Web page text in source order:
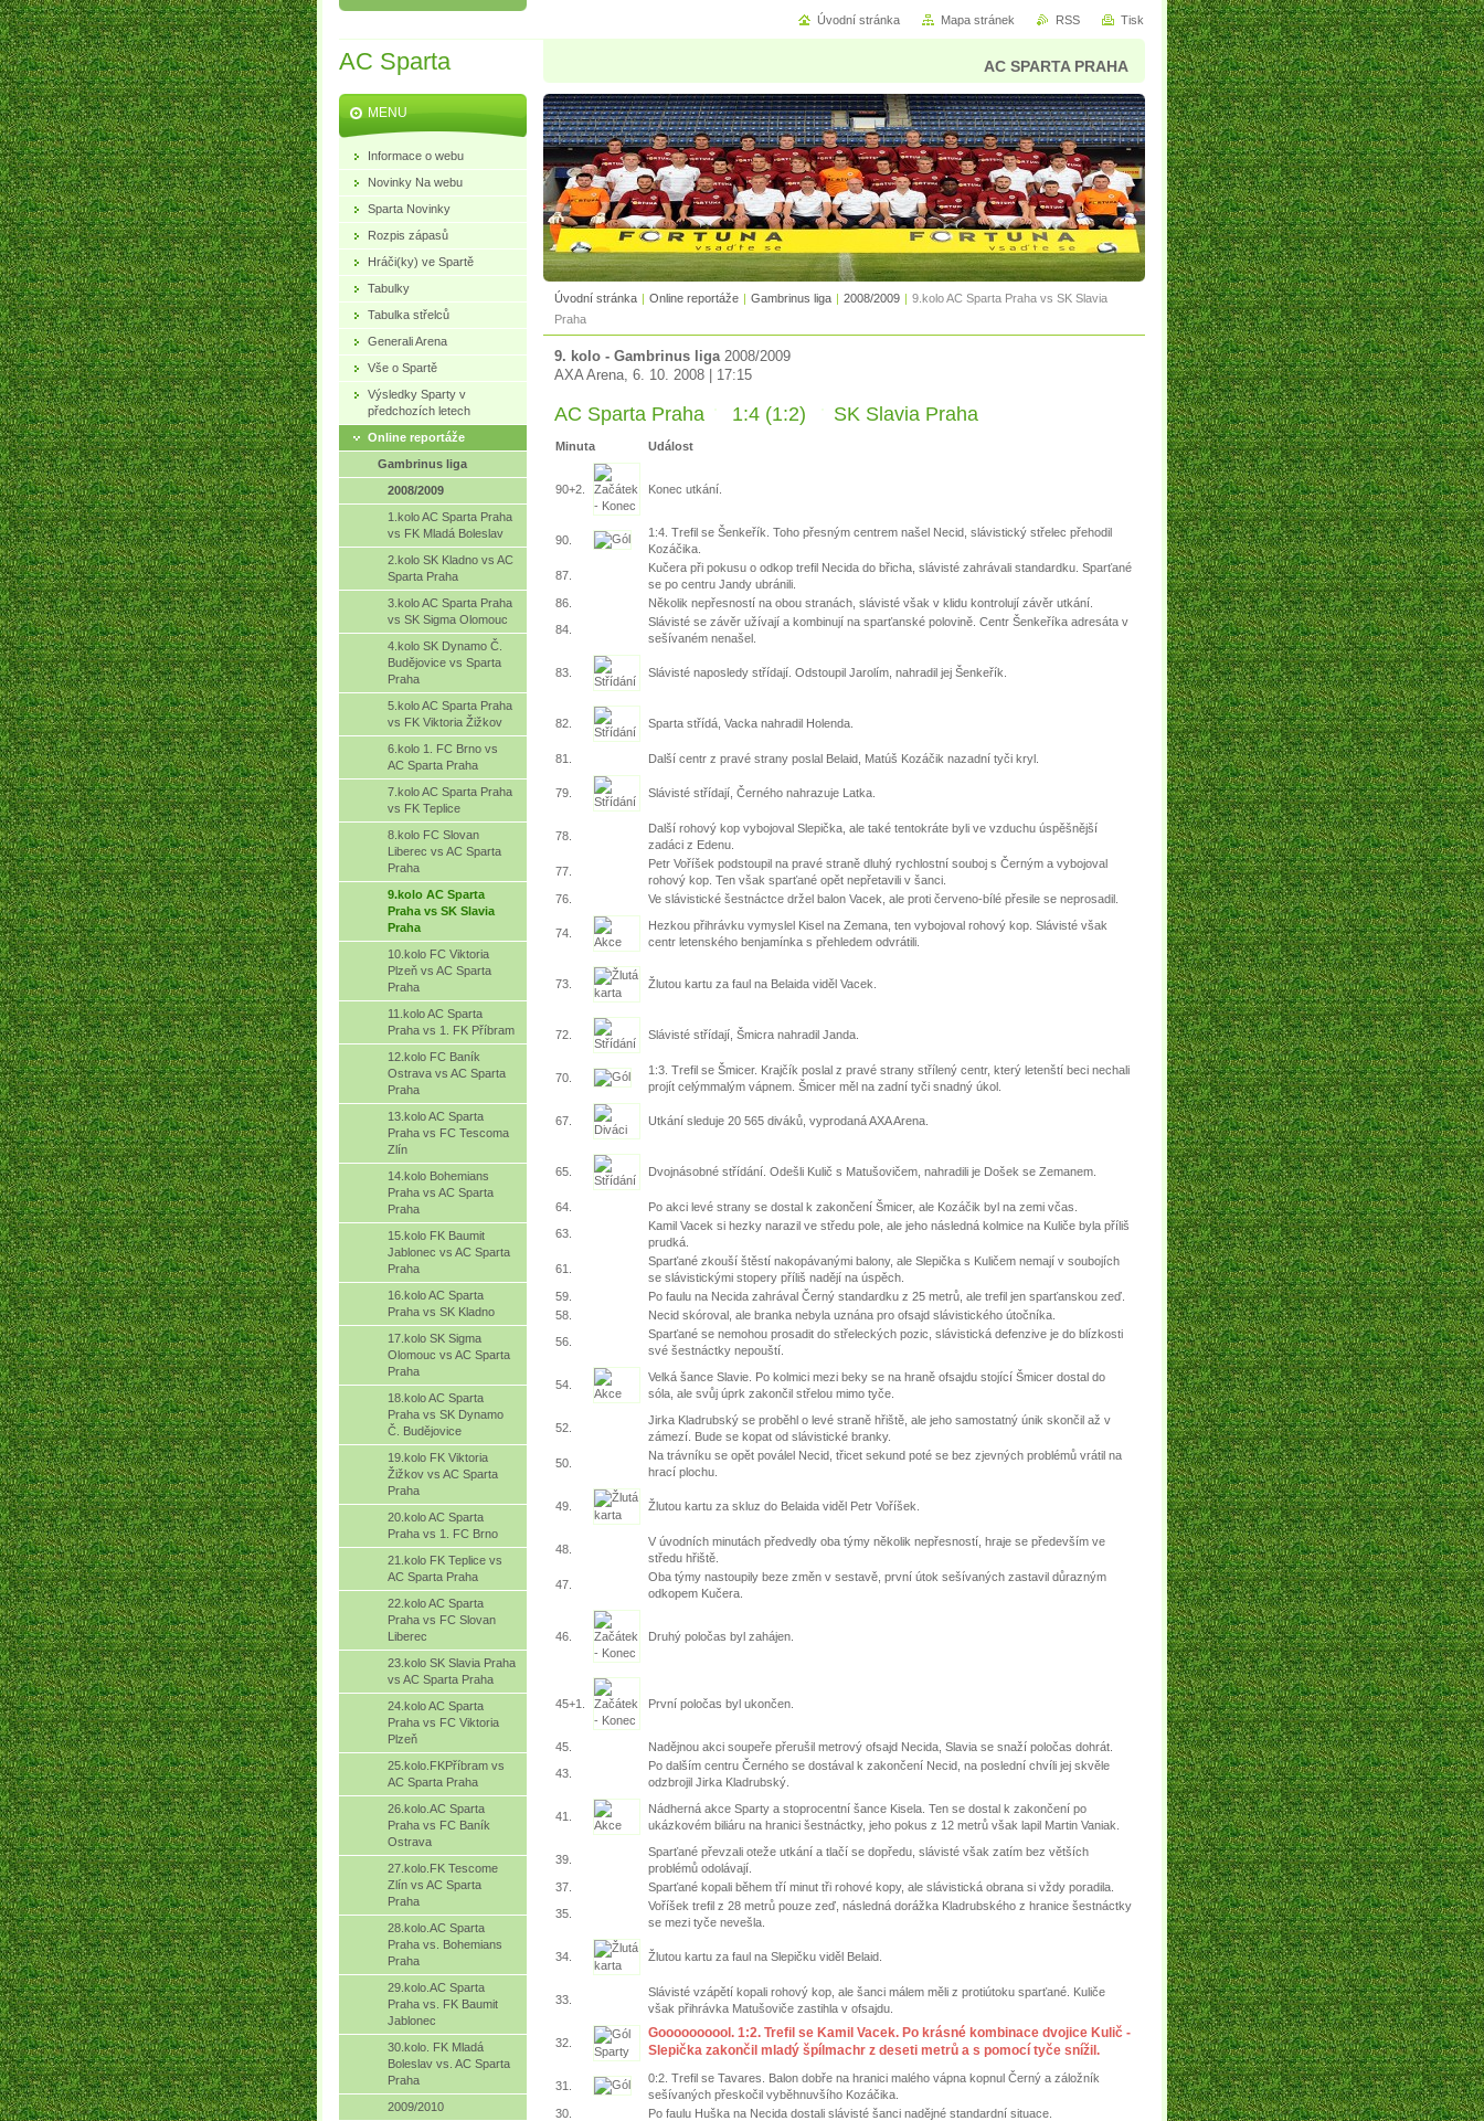
AC Sparta AC SPARTA PRAHA
Úvodní stránka | Online reportáže | Gambrinus liga | 2008/2009 | 9.kolo AC Sparta Praha vs SK Slavia
Praha
9. kolo - Gambrinus liga 2008/2009
AXA Arena, 6. 10. 2008 | 17:15
AC Sparta Praha 1:4 (1:2) SK Slavia Praha
Minuta Událost
90+2. Konec utkání.
90.
1:4. Trefil se Šenkeřík. Toho přesným centrem našel Necid, slávistický střelec přehodil
Kozáčika.
87.
Kučera při pokusu o odkop trefil Necida do břicha, slávisté zahrávali standardku. Sparťané
se po centru Jandy ubránili.
86.
Několik nepřesností na obou stranách, slávisté však v klidu kontrolují závěr utkání.
84.
Slávisté se závěr užívají a kombinují na sparťanské polovině. Centr Šenkeříka adresáta v
sešívaném nenašel.
83. Slávisté naposledy střídají. Odstoupil Jarolím, nahradil jej Šenkeřík.
82. Sparta střídá, Vacka nahradil Holenda.
81. Další centr z pravé strany poslal Belaid, Matúš Kozáčik nazadní tyči kryl.
79. Slávisté střídají, Černého nahrazuje Latka.
78.
Další rohový kop vybojoval Slepička, ale také tentokráte byli ve vzduchu úspěšnější
zadáci z Edenu.
77.
Petr Voříšek podstoupil na pravé straně dluhý rychlostní souboj s Černým a vybojoval
rohový kop. Ten však sparťané opět nepřetavili v šanci.
76.
Ve slávistické šestnáctce držel balon Vacek, ale proti červeno-bílé přesile se neprosadil.
74.
Hezkou přihrávku vymyslel Kisel na Zemana, ten vybojoval rohový kop. Slávisté však
centr letenského benjamínka s přehledem odvrátili.
73. Žlutou kartu za faul na Belaida viděl Vacek.
72. Slávisté střídají, Šmicra nahradil Janda.
70.
1:3. Trefil se Šmicer. Krajčík poslal z pravé strany střílený centr, který letenští beci nechali
projít celýmmalým vápnem. Šmicer měl na zadní tyči snadný úkol.
67. Utkání sleduje 20 565 diváků, vyprodaná AXA Arena.
65. Dvojnásobné střídání. Odešli Kulič s Matušovičem, nahradili je Došek se Zemanem.
64.
Po akci levé strany se dostal k zakončení Šmicer, ale Kozáčik byl na zemi včas.
63.
Kamil Vacek si hezky narazil ve středu pole, ale jeho následná kolmice na Kuliče byla příliš
prudká.
61.
Sparťané zkouší štěstí nakopávanými balony, ale Slepička s Kuličem nemají v soubojích
se slávistickými stopery příliš nadějí na úspěch.
59.
Po faulu na Necida zahrával Černý standardku z 25 metrů, ale trefil jen sparťanskou zeď.
58.
Necid skóroval, ale branka nebyla uznána pro ofsajd slávistického útočníka.
56.
Sparťané se nemohou prosadit do střeleckých pozic, slávistická defenzive je do blízkosti
své šestnáctky nepouští.
54.
Velká šance Slavie. Po kolmici mezi beky se na hraně ofsajdu stojící Šmicer dostal do
sóla, ale svůj úprk zakončil střelou mimo tyče.
52.
Jirka Kladrubský se proběhl o levé straně hřiště, ale jeho samostatný únik skončil až v
zámezí. Bude se kopat od slávistické branky.
50.
Na trávníku se opět poválel Necid, třicet sekund poté se bez zjevných problémů vrátil na
hrací plochu.
49. Žlutou kartu za skluz do Belaida viděl Petr Voříšek.
48.
V úvodních minutách předvedly oba týmy několik nepřesností, hraje se především ve
středu hřiště.
47.
Oba týmy nastoupily beze změn v sestavě, první útok sešívaných zastavil důrazným
odkopem Kučera.
46. Druhý poločas byl zahájen.
45+1. První poločas byl ukončen.
45.
Nadějnou akci soupeře přerušil metrový ofsajd Necida, Slavia se snaží poločas dohrát.
43.
Po dalším centru Černého se dostával k zakončení Necid, na poslední chvíli jej skvěle
odzbrojil Jirka Kladrubský.
41.
Nádherná akce Sparty a stoprocentní šance Kisela. Ten se dostal k zakončení po
ukázkovém biliáru na hranici šestnáctky, jeho pokus z 12 metrů však lapil Martin Vaniak.
39.
Sparťané převzali oteže utkání a tlačí se dopředu, slávisté však zatím bez větších
problémů odolávají.
37.
Sparťané kopali během tří minut tři rohové kopy, ale slávistická obrana si vždy poradila.
35.
Voříšek trefil z 28 metrů pouze zeď, následná dorážka Kladrubského z hranice šestnáctky
se mezi tyče nevešla.
34. Žlutou kartu za faul na Slepičku viděl Belaid.
33.
Slávisté vzápětí kopali rohový kop, ale šanci málem měli z protiútoku sparťané. Kuliče
však přihrávka Matušoviče zastihla v ofsajdu.
32.
Goooooooool. 1:2. Trefil se Kamil Vacek. Po krásné kombinace dvojice Kulič -
Slepička zakončil mladý špílmachr z deseti metrů a s pomocí tyče snížil.
31.
0:2. Trefil se Tavares. Balon dobře na hranici malého vápna kopnul Černý a záložník
sešívaných přeskočil vyběhnuvšího Kozáčika.
30.
Po faulu Huška na Necida dostali slávisté šanci nadějné standardní situace.
MENU
Informace o webu
Novinky Na webu
Sparta Novinky
Rozpis zápasů
Hráči(ky) ve Spartě
Tabulky
Tabulka střelců
Generali Arena
Vše o Spartě
Výsledky Sparty v
předchozích letech
Online reportáže
Gambrinus liga
2008/2009
1.kolo AC Sparta Praha
vs FK Mladá Boleslav
2.kolo SK Kladno vs AC
Sparta Praha
3.kolo AC Sparta Praha
vs SK Sigma Olomouc
4.kolo SK Dynamo Č.
Budějovice vs Sparta
Praha
5.kolo AC Sparta Praha
vs FK Viktoria Žižkov
6.kolo 1. FC Brno vs
AC Sparta Praha
7.kolo AC Sparta Praha
vs FK Teplice
8.kolo FC Slovan
Liberec vs AC Sparta
Praha
9.kolo AC Sparta
Praha vs SK Slavia
Praha
10.kolo FC Viktoria
Plzeň vs AC Sparta
Praha
11.kolo AC Sparta
Praha vs 1. FK Příbram
12.kolo FC Baník
Ostrava vs AC Sparta
Praha
13.kolo AC Sparta
Praha vs FC Tescoma
Zlín
14.kolo Bohemians
Praha vs AC Sparta
Praha
15.kolo FK Baumit
Jablonec vs AC Sparta
Praha
16.kolo AC Sparta
Praha vs SK Kladno
17.kolo SK Sigma
Olomouc vs AC Sparta
Praha
18.kolo AC Sparta
Praha vs SK Dynamo
Č. Budějovice
19.kolo FK Viktoria
Žižkov vs AC Sparta
Praha
20.kolo AC Sparta
Praha vs 1. FC Brno
21.kolo FK Teplice vs
AC Sparta Praha
22.kolo AC Sparta
Praha vs FC Slovan
Liberec
23.kolo SK Slavia Praha
vs AC Sparta Praha
24.kolo AC Sparta
Praha vs FC Viktoria
Plzeň
25.kolo.FKPříbram vs
AC Sparta Praha
26.kolo.AC Sparta
Praha vs FC Baník
Ostrava
27.kolo.FK Tescome
Zlín vs AC Sparta
Praha
28.kolo.AC Sparta
Praha vs. Bohemians
Praha
29.kolo.AC Sparta
Praha vs. FK Baumit
Jablonec
30.kolo. FK Mladá
Boleslav vs. AC Sparta
Praha
2009/2010
Úvodní stránka Mapa stránek RSS Tisk